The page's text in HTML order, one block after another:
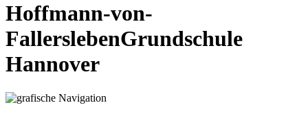
Hoffmann-von-
FallerslebenGrundschule
Hannover